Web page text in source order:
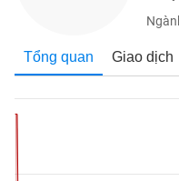
Tổng quan Giao dịch
NGHIỆP